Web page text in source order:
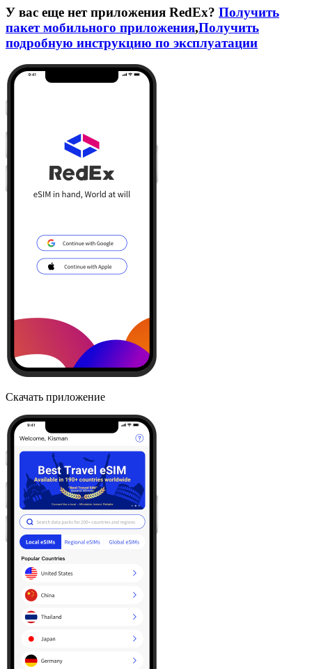
У вас еще нет приложения RedEx? Получить
пакет мобильного приложения,Получить
подробную инструкцию по эксплуатации
Скачать приложение